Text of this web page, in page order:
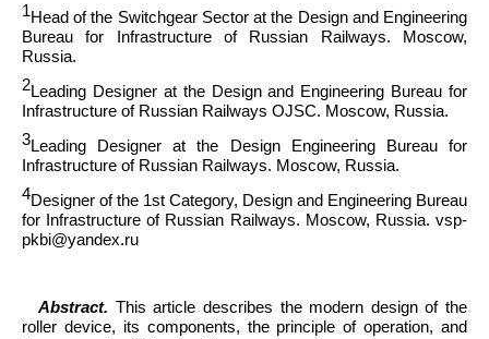
1Head of the Switchgear Sector at the Design and Engineering
Bureau for Infrastructure of Russian Railways. Moscow,
Russia.
2Leading Designer at the Design and Engineering Bureau for
Infrastructure of Russian Railways OJSC. Moscow, Russia.
3Leading Designer at the Design Engineering Bureau for
Infrastructure of Russian Railways. Moscow, Russia.
4Designer of the 1st Category, Design and Engineering Bureau
for Infrastructure of Russian Railways. Moscow, Russia. vsp-
pkbi@yandex.ru
Abstract. This article describes the modern design of the
roller device, its components, the principle of operation, and